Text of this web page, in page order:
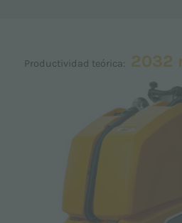
Productividad teórica: 2032